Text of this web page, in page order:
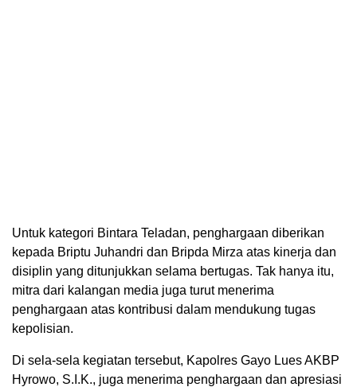
Untuk kategori Bintara Teladan, penghargaan diberikan
kepada Briptu Juhandri dan Bripda Mirza atas kinerja dan
disiplin yang ditunjukkan selama bertugas. Tak hanya itu,
mitra dari kalangan media juga turut menerima
penghargaan atas kontribusi dalam mendukung tugas
kepolisian.
Di sela-sela kegiatan tersebut, Kapolres Gayo Lues AKBP
Hyrowo, S.I.K., juga menerima penghargaan dan apresiasi